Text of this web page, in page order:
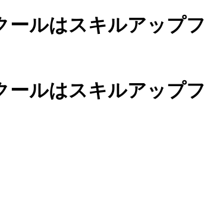
ールはスキルアップフ
ールはスキルアップフ